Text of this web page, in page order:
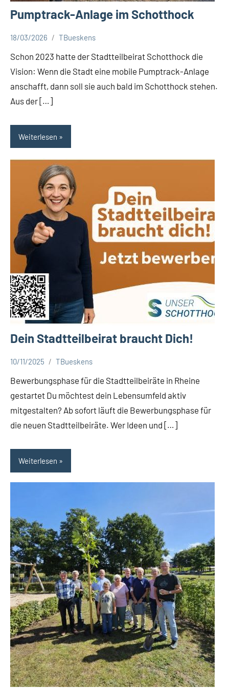
Pumptrack-Anlage im Schotthock
18/03/2026 TBueskens
Schon 2023 hatte der Stadtteilbeirat Schotthock die
Vision: Wenn die Stadt eine mobile Pumptrack-Anlage
anschafft, dann soll sie auch bald im Schotthock stehen.
Aus der […]
Weiterlesen
Dein Stadtteilbeirat braucht Dich!
10/11/2025 TBueskens
Bewerbungsphase für die Stadtteilbeiräte in Rheine
gestartet Du möchtest dein Lebensumfeld aktiv
mitgestalten? Ab sofort läuft die Bewerbungsphase für
die neuen Stadtteilbeiräte. Wer Ideen und […]
Weiterlesen